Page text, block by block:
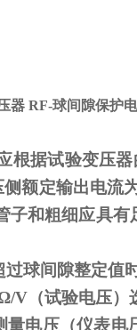
器 RF-球间隙保护
根据试验变压
额定输出电流
子和粗细应具
球间隙整定值
/V（试验电压）
电压（仪表